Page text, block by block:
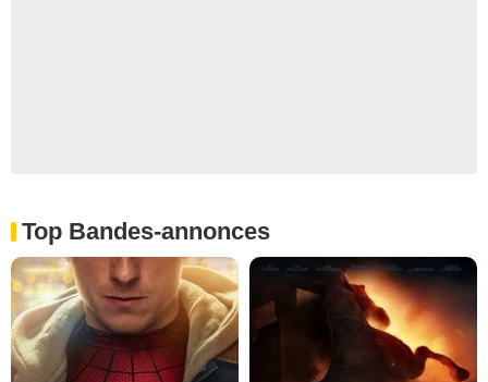
Top Bandes-annonces